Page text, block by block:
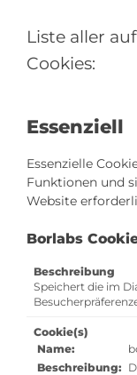
Liste aller
Cookies:
Essenziell
Essenzielle
Funktionen und
Website
Borlabs
Beschreibung
Speichert die im
Cookie(s)
Name:
Beschreibung: